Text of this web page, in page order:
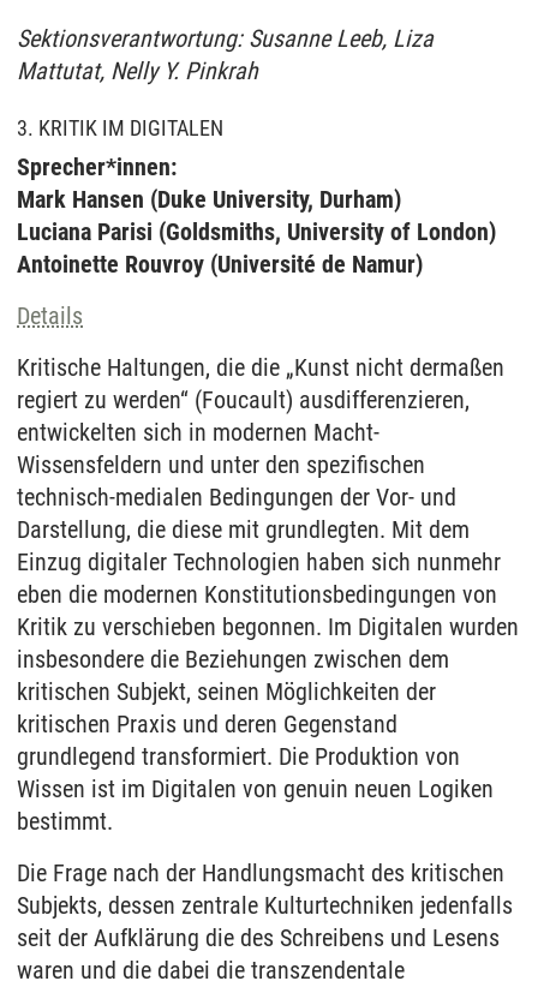
Sektionsverantwortung: Susanne Leeb, Liza
Mattutat, Nelly Y. Pinkrah
3. KRITIK IM DIGITALEN
Sprecher*innen:
Mark Hansen (Duke University, Durham)
Luciana Parisi (Goldsmiths, University of London)
Antoinette Rouvroy (Université de Namur)
Details
Kritische Haltungen, die die „Kunst nicht dermaßen
regiert zu werden“ (Foucault) ausdifferenzieren,
entwickelten sich in modernen Macht-
Wissensfeldern und unter den spezifischen
technisch-medialen Bedingungen der Vor- und
Darstellung, die diese mit grundlegten. Mit dem
Einzug digitaler Technologien haben sich nunmehr
eben die modernen Konstitutionsbedingungen von
Kritik zu verschieben begonnen. Im Digitalen wurden
insbesondere die Beziehungen zwischen dem
kritischen Subjekt, seinen Möglichkeiten der
kritischen Praxis und deren Gegenstand
grundlegend transformiert. Die Produktion von
Wissen ist im Digitalen von genuin neuen Logiken
bestimmt.
Die Frage nach der Handlungsmacht des kritischen
Subjekts, dessen zentrale Kulturtechniken jedenfalls
seit der Aufklärung die des Schreibens und Lesens
waren und die dabei die transzendentale